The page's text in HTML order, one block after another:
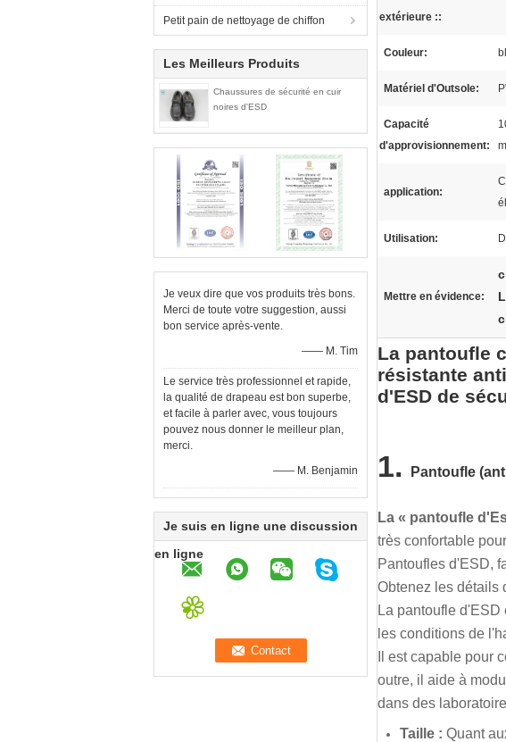
Petit pain de nettoyage de chiffon
Les Meilleurs Produits
Chaussures de sécurité en cuir
noires d'ESD
Je veux dire que vos produits très bons.
Merci de toute votre suggestion, aussi
bon service après-vente.
—— M. Tim
Le service très professionnel et rapide,
la qualité de drapeau est bon superbe,
et facile à parler avec, vous toujours
pouvez nous donner le meilleur plan,
merci.
—— M. Benjamin
Je suis en ligne une discussion
en ligne
extérieure ::
Couleur:
Matériel d'Outsole:
Capacité
d'approvisionnement:
application:
Utilisation:
Mettre en évidence:
La pantoufle
résistante
d'ESD de
1. Pantoufle
La « pantoufle
très confortable
Pantoufles d'ESD,
Obtenez les détails
La pantoufle
les conditions de
Il est capable pour
outre, il aide à
dans des
Taille : Quant